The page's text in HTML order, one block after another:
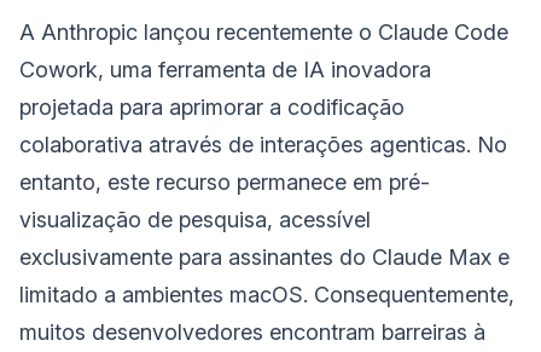
A Anthropic lançou recentemente o Claude Code
Cowork, uma ferramenta de IA inovadora
projetada para aprimorar a codificação
colaborativa através de interações agenticas. No
entanto, este recurso permanece em pré-
visualização de pesquisa, acessível
exclusivamente para assinantes do Claude Max e
limitado a ambientes macOS. Consequentemente,
muitos desenvolvedores encontram barreiras à